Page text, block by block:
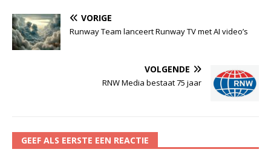
VORIGE
Runway Team lanceert Runway TV met AI video’s
VOLGENDE
RNW Media bestaat 75 jaar
GEEF ALS EERSTE EEN REACTIE